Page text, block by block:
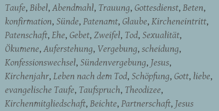
Taufe Bibel Abendmahl Trauung Gottesdienst Beten
konfirmation Sünde Patenamt Glaube Kircheneintritt
Patenschaft Ehe Gebet Zweifel Tod Sexualität
Ökumene Auferstehung Vergebung scheidung
Konfessionswechsel Sündenvergebung Jesus
Kirchenjahr Leben nach dem Tod Schöpfung Gott liebe
evangelische Taufe Taufspruch Theodizee
Kirchenmitgliedschaft Beichte Partnerschaft Jesus